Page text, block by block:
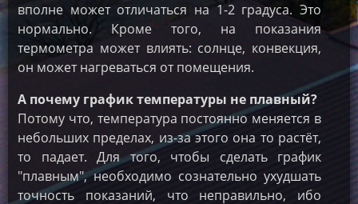
вполне может отличаться на 1-2 градуса. Это
нормально. Кроме того, на показания
термометра может влиять: солнце, конвекция,
он может нагреваться от помещения.
А почему график температуры не плавный?
Потому что, температура постоянно меняется в
небольших пределах, из-за этого она то растёт,
то падает. Для того, чтобы сделать график
"плавным", необходимо сознательно ухудшать
точность показаний, что неправильно, ибо